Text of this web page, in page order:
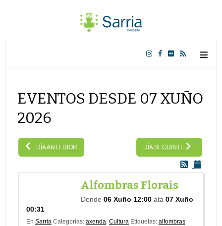
EVENTOS DESDE 07 XUÑO
2026
DÍA ANTERIOR DÍA SEGUINTE
Alfombras Florais
Dende 06 Xuño 12:00 ata 07 Xuño
00:31
En Sarria Categorías: axenda, Cultura Etiquetas: alfombras